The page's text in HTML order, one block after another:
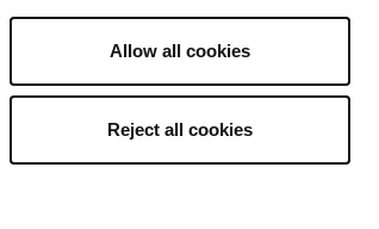
Allow all cookies
Reject all cookies
měli vydělávat?